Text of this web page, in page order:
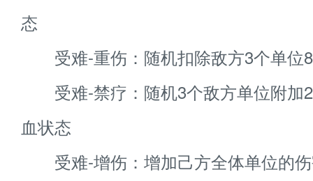
态
受难-重伤：随机扣除敌方3个单位
受难-禁疗：随机3个敌方单位附加
血状态
受难-增伤：增加己方全体单位的